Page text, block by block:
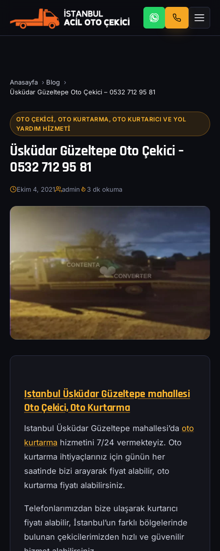
Anasayfa › Blog
›
Üsküdar Güzeltepe Oto Çekici – 0532 712 95 81
OTO ÇEKICI, OTO KURTARMA, OTO KURTARICI VE YOL
YARDIM HIZMETI
Üsküdar Güzeltepe Oto Çekici –
0532 712 95 81
Ekim 4, 2021 admin 3 dk okuma
Istanbul Üsküdar Güzeltepe mahallesi
Oto Çekici, Oto Kurtarma
Istanbul Üsküdar Güzeltepe mahallesi’da oto
kurtarma hizmetini 7/24 vermekteyiz. Oto
kurtarma ihtiyaçlarınız için günün her
saatinde bizi arayarak fiyat alabilir, oto
kurtarma fiyatı alabilirsiniz.
Telefonlarımızdan bize ulaşarak kurtarıcı
fiyatı alabilir, İstanbul’un farklı bölgelerinde
bulunan çekicilerimizden hızlı ve güvenilir